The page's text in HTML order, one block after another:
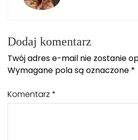
Dodaj komentarz
Twój adres e-mail nie zostanie
Wymagane pola są oznaczone *
Komentarz *